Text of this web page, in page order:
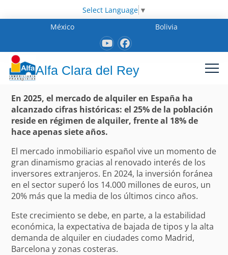
Select Language ▼
México
Bolivia
Alfa Clara del Rey
En 2025, el mercado de alquiler en España ha
alcanzado cifras históricas: el 25% de la población
reside en régimen de alquiler, frente al 18% de
hace apenas siete años.
El mercado inmobiliario español vive un momento de
gran dinamismo gracias al renovado interés de los
inversores extranjeros. En 2024, la inversión foránea
en el sector superó los 14.000 millones de euros, un
20% más que la media de los últimos cinco años.
Este crecimiento se debe, en parte, a la estabilidad
económica, la expectativa de bajada de tipos y la alta
demanda de alquiler en ciudades como Madrid,
Barcelona y zonas costeras.